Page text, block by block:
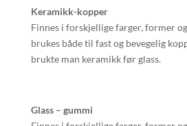
Keramikk-kopper
Finnes i forskjellige farger, former
brukes både til fast og bevegelig
brukte man keramikk før glass.
Glass – gummi